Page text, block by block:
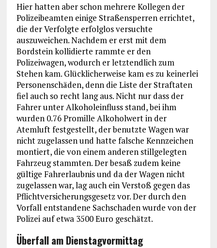
Hier hatten aber schon mehrere Kollegen der
Polizeibeamten einige Straßensperren errichtet,
die der Verfolgte erfolglos versuchte
auszuweichen. Nachdem er erst mit dem
Bordstein kollidierte rammte er den
Polizeiwagen, wodurch er letztendlich zum
Stehen kam. Glücklicherweise kam es zu keinerlei
Personenschäden, denn die Liste der Straftaten
fiel auch so recht lang aus. Nicht nur dass der
Fahrer unter Alkoholeinfluss stand, bei ihm
wurden 0.76 Promille Alkoholwert in der
Atemluft festgestellt, der benutzte Wagen war
nicht zugelassen und hatte falsche Kennzeichen
montiert, die von einem anderen stillgelegten
Fahrzeug stammten. Der besaß zudem keine
gültige Fahrerlaubnis und da der Wagen nicht
zugelassen war, lag auch ein Verstoß gegen das
Pflichtversicherungsgesetz vor. Der durch den
Vorfall entstandene Sachschaden wurde von der
Polizei auf etwa 3500 Euro geschätzt.
Überfall am Dienstagvormittag